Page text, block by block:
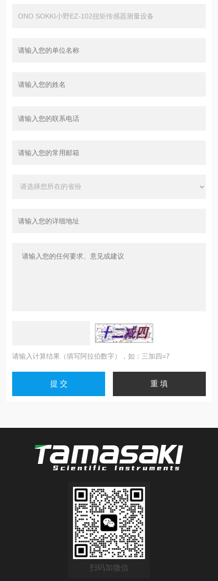
请输入计算结果（填写阿拉伯数字），如：三加四=7
扫码加微信